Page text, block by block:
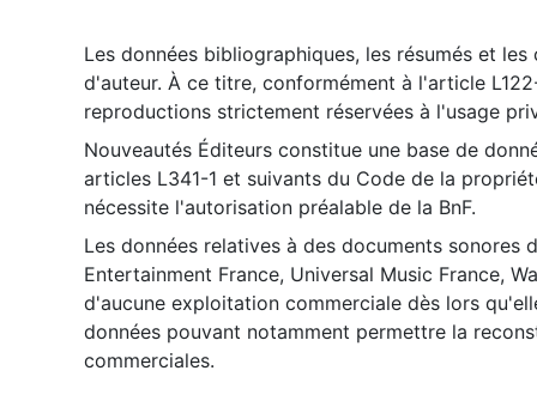
Les données bibliographiques, les résumés et
d'auteur. À ce titre, conformément à l'article
reproductions strictement réservées à l'usage
Nouveautés Éditeurs constitue une base de
articles L341-1 et suivants du Code de la
nécessite l'autorisation préalable de la BnF.
Les données relatives à des documents sonores
Entertainment France, Universal Music France,
d'aucune exploitation commerciale dès lors
données pouvant notamment permettre la
commerciales.